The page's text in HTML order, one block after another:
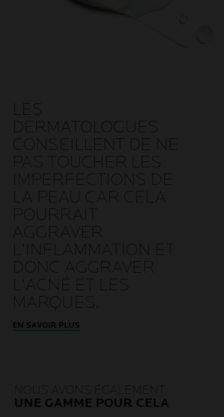
LES
DERMATOLOGUES
CONSEILLENT DE NE
PAS TOUCHER LES
IMPERFECTIONS DE
LA PEAU CAR CELA
POURRAIT
AGGRAVER
L'INFLAMMATION ET
DONC AGGRAVER
L'ACNÉ ET LES
MARQUES.
EN SAVOIR PLUS
NOUS AVONS ÉGALEMENT
UNE GAMME POUR CELA